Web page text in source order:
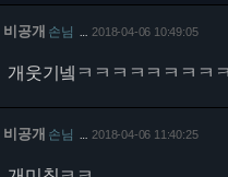
비공개 손님 2018-04-06 10:49:05
개웃기넼ㅋㅋㅋㅋㅋㅋㅋㅋ
비공개 손님 2018-04-06 11:40:25